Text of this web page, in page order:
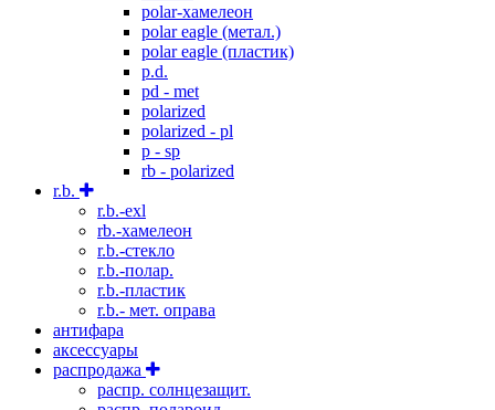
polar-хамелеон
polar eagle (метал.)
polar eagle (пластик)
p.d.
pd - met
polarized
polarized - pl
p - sp
rb - polarized
r.b.
r.b.-exl
rb.-хамелеон
r.b.-стекло
r.b.-полар.
r.b.-пластик
r.b.- мет. оправа
антифара
аксессуары
распродажа
распр. солнцезащит.